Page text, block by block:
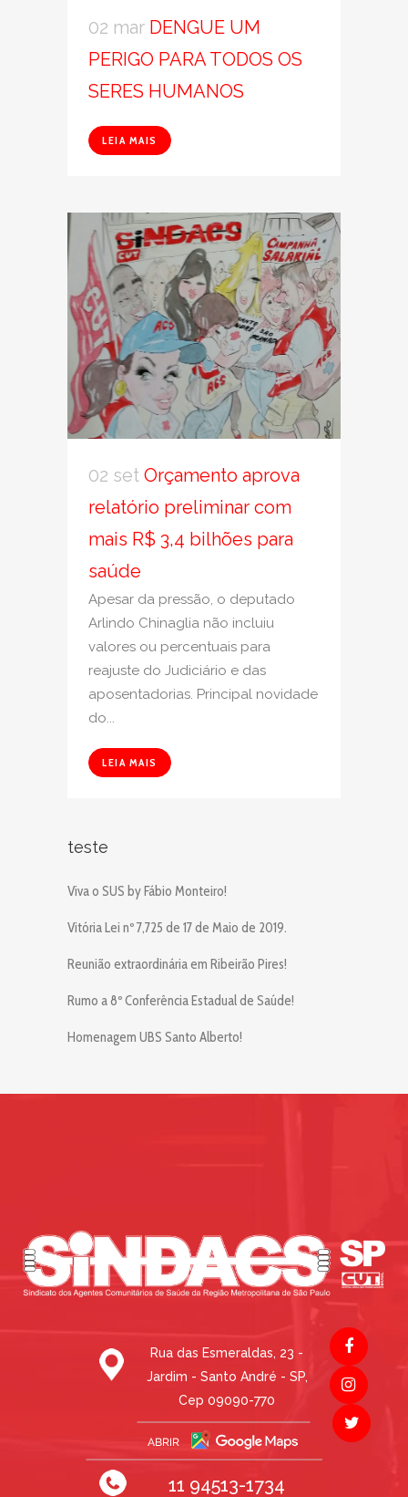
02 mar DENGUE UM
PERIGO PARA TODOS OS
SERES HUMANOS
LEIA MAIS
02 set Orçamento aprova
relatório preliminar com
mais R$ 3,4 bilhões para
saúde
Apesar da pressão, o deputado
Arlindo Chinaglia não incluiu
valores ou percentuais para
reajuste do Judiciário e das
aposentadorias. Principal novidade
do...
LEIA MAIS
teste
Viva o SUS by Fábio Monteiro!
Vitória Lei nº 7,725 de 17 de Maio de 2019.
Reunião extraordinária em Ribeirão Pires!
Rumo a 8º Conferência Estadual de Saúde!
Homenagem UBS Santo Alberto!
Rua das Esmeraldas, 23 -
Jardim - Santo André - SP,
Cep 09090-770
11 94513-1734